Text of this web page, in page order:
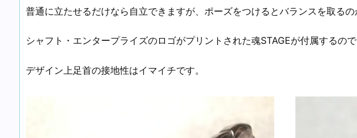
普通に立たせるだけなら自立できますが、ポーズをつけるとバランスを取るの
シャフト・エンタープライズのロゴがプリントされた魂STAGEが付属するの
デザイン上足首の接地性はイマイチです。